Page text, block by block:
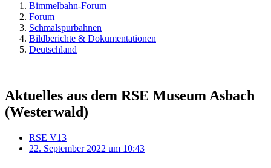
Bimmelbahn-Forum
Forum
Schmalspurbahnen
Bildberichte & Dokumentationen
Deutschland
Aktuelles aus dem RSE Museum Asbach
(Westerwald)
RSE V13
22. September 2022 um 10:43